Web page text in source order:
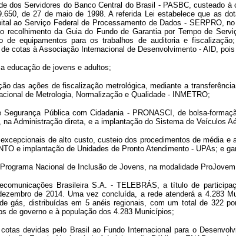
dos Servidores do Banco Central do Brasil - PASBC, custeado
de 27 de maio de 1998. A referida Lei estabelece que as
ao Serviço Federal de Processamento de Dados - SERPRO,
da Guia do Fundo de Garantia por Tempo de
equipamentos para os trabalhos de auditoria e
cotas à Associação Internacional de Desenvolvimento - AID,
educação de jovens e adultos;
das ações de fiscalização metrológica, mediante a
de Metrologia, Normalização e Qualidade - INMETRO;
Pública com Cidadania - PRONASCI, de bolsa-
na Administração direta, e a implantação do Sistema de Veículos
de alto custo, custeio dos procedimentos de média
e implantação de Unidades de Pronto Atendimento - UPAs; e
Nacional de Inclusão de Jovens, na modalidade
Brasileira S.A. - TELEBRÁS, a título de
de 2014. Uma vez concluída, a rede atenderá a 4.283
gás, distribuídas em 5 anéis regionais, com um total de 322
de governo e à população dos 4.283 Municípios;
devidas pelo Brasil ao Fundo Internacional para o